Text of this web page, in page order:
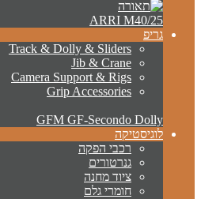
ARRI M40/25
גריפ
Track & Dolly & Sliders
Jib & Crane
Camera Support & Rigs
Grip Accessories
GFM GF-Secondo Dolly
לוגיסטיקה
רכבי הפקה
גנרטורים
ציוד מחנה
חומרי גלם